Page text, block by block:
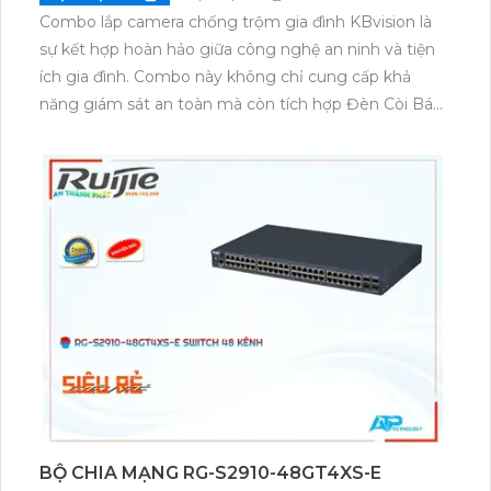
Combo lắp camera chống trộm gia đình KBvision là
sự kết hợp hoàn hảo giữa công nghệ an ninh và tiện
ích gia đình. Combo này không chỉ cung cấp khả
năng giám sát an toàn mà còn tích hợp Đèn Còi Báo
thiết kế mẫu mã đa dạng, sang trọng, sản phẩm
không chỉ hữu ích mà còn làm tăng thẩm mỹ cho
nét giúp người dùng dễ dàng quan sát và theo dõi
mọi diễn biến. Đây thực sự là giải pháp an toàn, tiện
BỘ CHIA MẠNG RG-S2910-48GT4XS-E